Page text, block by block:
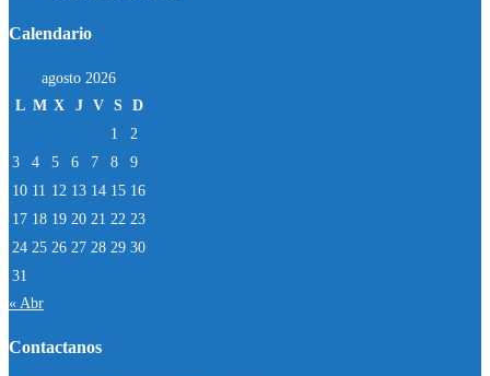
Calendario
agosto 2026
L M X J V S D
1
2
3
4 5 6 7 8
9
10 11 12 13 14 15 16
17 18 19 20 21 22 23
24 25 26 27 28 29 30
31
« Abr
Contactanos